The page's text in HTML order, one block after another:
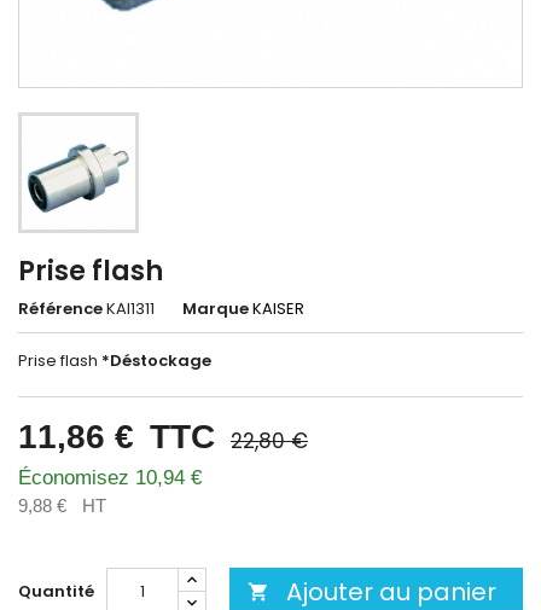
Prise flash
RéférenceKAI1311 MarqueKAISER
Prise flash *Déstockage
11,86 € TTC 22,80 €
Économisez 10,94 €
9,88 € HT
Quantité  Ajouter au panier